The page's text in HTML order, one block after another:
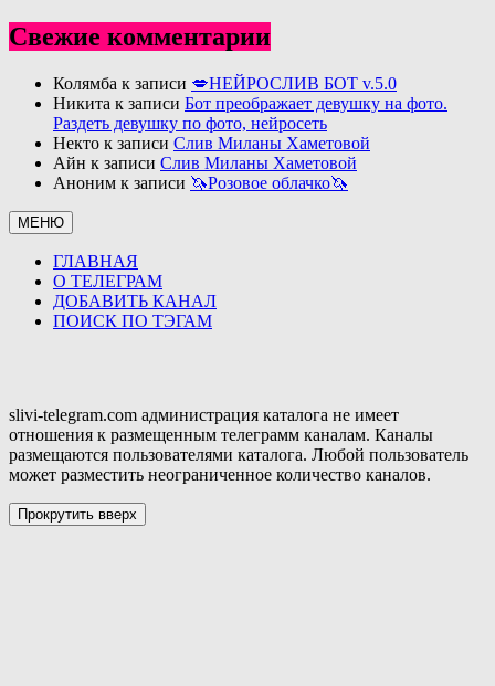
Свежие комментарии
Колямба к записи 💋НЕЙРОСЛИВ БОТ v.5.0
Никита к записи Бот преображает девушку на фото.
Раздеть девушку по фото, нейросеть
Некто к записи Слив Миланы Хаметовой
Айн к записи Слив Миланы Хаметовой
Аноним к записи 🦄Розовое облачко🦄
МЕНЮ
ГЛАВНАЯ
О ТЕЛЕГРАМ
ДОБАВИТЬ КАНАЛ
ПОИСК ПО ТЭГАМ
slivi-telegram.com администрация каталога не имеет
отношения к размещенным телеграмм каналам. Каналы
размещаются пользователями каталога. Любой пользователь
может разместить неограниченное количество каналов.
Прокрутить вверх